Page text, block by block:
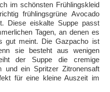
im schönsten Frühlingskleid
frühlingsgrüne Avocado
Diese eiskalte Suppe passt
Tagen, an denen es
gut meint. Die Gazpacho ist
sie besteht aus wenigen
der Suppe die cremige
und ein Spritzer Zitronensaft
für eine kleine Auszeit im